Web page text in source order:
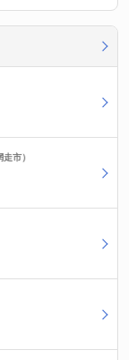
走市）